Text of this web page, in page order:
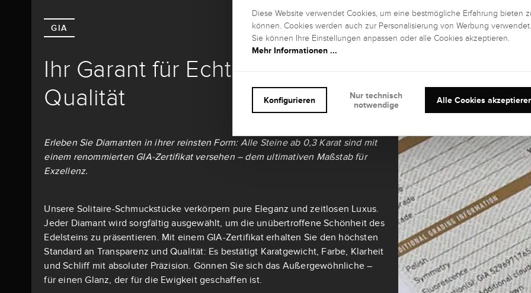
GIA
Ihr Garant für Echtheit und
Qualität
Erleben Sie Diamanten in ihrer reinsten Form: Alle Steine ab 0,3 Karat sind mit
einem renommierten GIA-Zertifikat versehen – dem ultimativen Maßstab für
Exzellenz.
Unsere Solitaire-Schmuckstücke verkörpern pure Eleganz und zeitlosen Luxus.
Jeder Diamant wird sorgfältig ausgewählt, um die unübertroffene Schönheit des
Edelsteins zu präsentieren. Mit einem GIA-Zertifikat erhalten Sie den höchsten
Standard an Transparenz und Qualität: Es bestätigt Karatgewicht, Farbe, Klarheit
und Schliff mit absoluter Präzision. Gönnen Sie sich das Außergewöhnliche –
für einen Glanz, der für die Ewigkeit geschaffen ist.
Diese Website verwendet Cookies, um eine bestmögliche Erfahrung bieten
können. Cookies werden auch zur Personalisierung von Werbung verwendet.
Sie können Ihre Einstellungen anpassen oder alle Cookies akzeptieren.
Mehr Informationen ...
Alle Cookies
Konfigurieren
Nur technisch
notwendige